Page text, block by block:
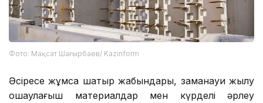
Фото: Мақсат Шағырбаев/ Kazinform
Әсіресе жұмсақ шатыр жабындары, заманауи жылу
оқшаулағыш материалдар мен күрделі әрлеу